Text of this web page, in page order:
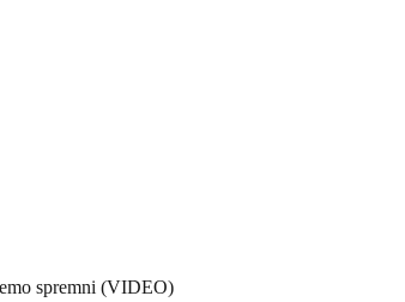
spremni (VIDEO)